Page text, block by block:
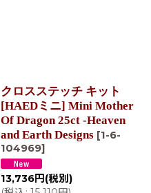
クロスステッチ キット
[HAEDミニ] Mini Mother
Of Dragon 25ct -Heaven
and Earth Designs [1-6-
104969]
13,736円 (税別)